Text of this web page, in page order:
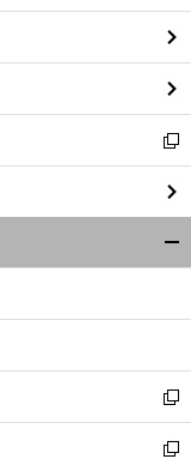
ン
ド
ウ
で
開
く
新
し
い
ウ
ィ
ン
ウ
開
く
新
し
い
新